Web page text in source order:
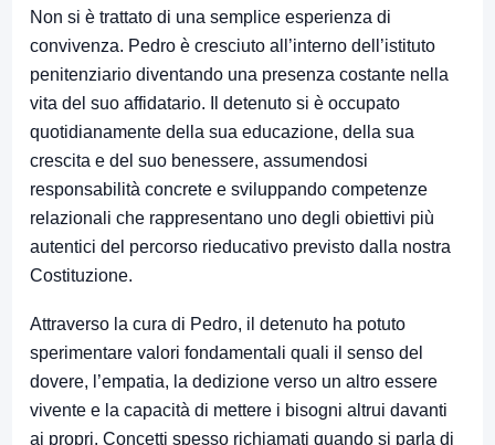
Non si è trattato di una semplice esperienza di
convivenza. Pedro è cresciuto all’interno dell’istituto
penitenziario diventando una presenza costante nella
vita del suo affidatario. Il detenuto si è occupato
quotidianamente della sua educazione, della sua
crescita e del suo benessere, assumendosi
responsabilità concrete e sviluppando competenze
relazionali che rappresentano uno degli obiettivi più
autentici del percorso rieducativo previsto dalla nostra
Costituzione.
Attraverso la cura di Pedro, il detenuto ha potuto
sperimentare valori fondamentali quali il senso del
dovere, l’empatia, la dedizione verso un altro essere
vivente e la capacità di mettere i bisogni altrui davanti
ai propri. Concetti spesso richiamati quando si parla di